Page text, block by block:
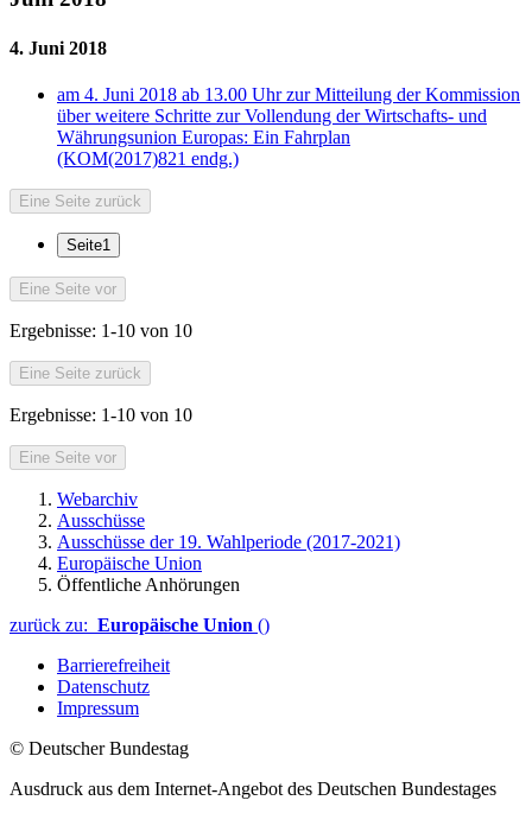
4. Juni 2018
am 4. Juni 2018 ab 13.00 Uhr zur Mitteilung der Kommission
über weitere Schritte zur Vollendung der Wirtschafts- und
Währungsunion Europas: Ein Fahrplan
(KOM(2017)821 endg.)
Eine Seite zurück
Seite1
Eine Seite vor
Ergebnisse: 1-10 von 10
Eine Seite zurück
Ergebnisse: 1-10 von 10
Eine Seite vor
Webarchiv
Ausschüsse
Ausschüsse der 19. Wahlperiode (2017-2021)
Europäische Union
Öffentliche Anhörungen
zurück zu: Europäische Union ()
Barrierefreiheit
Datenschutz
Impressum
© Deutscher Bundestag
Ausdruck aus dem Internet-Angebot des Deutschen Bundestages